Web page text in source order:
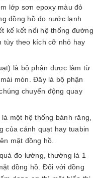
lớp sơn epoxy màu đỏ
đồng hồ đo nước lạnh
kế kết nối hệ thống đường
tùy theo kích cỡ nhỏ hay
là bộ phận được làm từ
mòn. Đây là bộ phận
chuyển động quay
một hệ thống bánh răng,
của cánh quạt hay tuabin
mặt đồng hồ.
đo lường, thường là 1
đồng hồ. Đối với đồng